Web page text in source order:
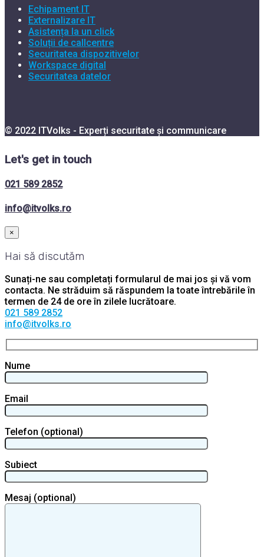
Echipament IT
Externalizare IT
Asistența la un click
Soluții de callcentre
Securitatea dispozitivelor
Workspace digital
Securitatea datelor
© 2022 ITVolks - Experți securitate și communicare
Let's get in touch
021 589 2852
info@itvolks.ro
×
Hai să discutăm
Sunați-ne sau completați formularul de mai jos și vă vom
contacta. Ne străduim să răspundem la toate întrebările în
termen de 24 de ore în zilele lucrătoare.
021 589 2852
info@itvolks.ro
Nume
Email
Telefon (optional)
Subiect
Mesaj (optional)